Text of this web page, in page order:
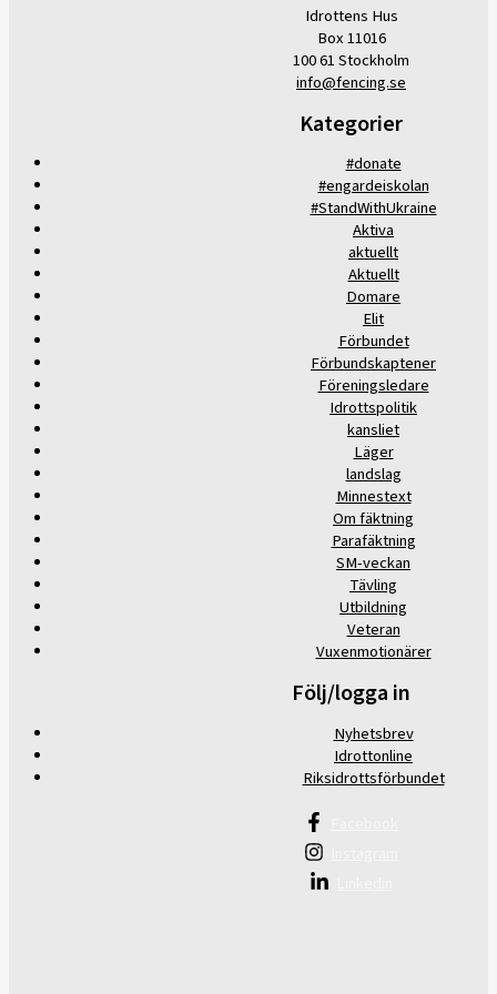
Idrottens Hus
Box 11016
100 61 Stockholm
info@fencing.se
Kategorier
#donate
#engardeiskolan
#StandWithUkraine
Aktiva
aktuellt
Aktuellt
Domare
Elit
Förbundet
Förbundskaptener
Föreningsledare
Idrottspolitik
kansliet
Läger
landslag
Minnestext
Om fäktning
Parafäktning
SM-veckan
Tävling
Utbildning
Veteran
Vuxenmotionärer
Följ/logga in
Nyhetsbrev
Idrottonline
Riksidrottsförbundet